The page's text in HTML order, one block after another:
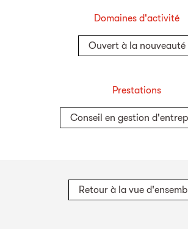
Domaines d'activité
Ouvert à la nouveauté
Prestations
Conseil en gestion
Retour à la vue